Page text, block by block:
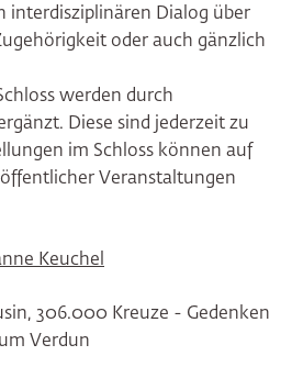
interdisziplinären Dialog über
oder auch gänzlich
werden durch
Diese sind jederzeit zu
im Schloss können auf
Veranstaltungen
Keuchel
306.000 Kreuze - Gedenken
Verdun